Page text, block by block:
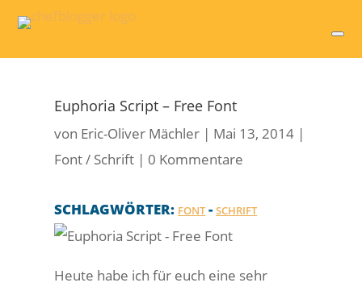
Euphoria Script – Free Font
von Eric-Oliver Mächler | Mai 13, 2014 |
Font / Schrift | 0 Kommentare
SCHLAGWÖRTER: FONT-SCHRIFT
Heute habe ich für euch eine sehr